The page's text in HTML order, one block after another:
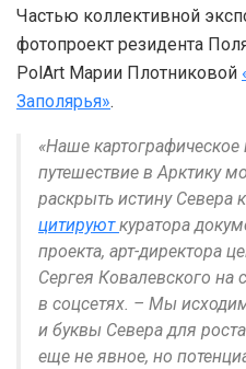
коллекции Музея Норильска.
Фото: Алена Ротенберг
Частью коллективной
фотопроект резидента
PolArt Марии Плотниковой
Заполярья».
«Наше
путешествие в Арктику
раскрыть истину Севера
цитируюткуратора
проекта, арт-директора
Сергея Ковалевского на
в соцсетях. – Мы
и буквы Севера для
еще не явное, но